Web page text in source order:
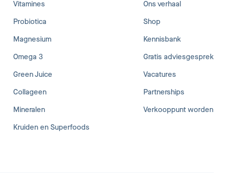
Vitamines
Probiotica
Magnesium
Omega 3
Green Juice
Collageen
Mineralen
Kruiden en Superfoods
Ons verhaal
Shop
Kennisbank
Gratis adviesgesprek
Vacatures
Partnerships
Verkooppunt worden